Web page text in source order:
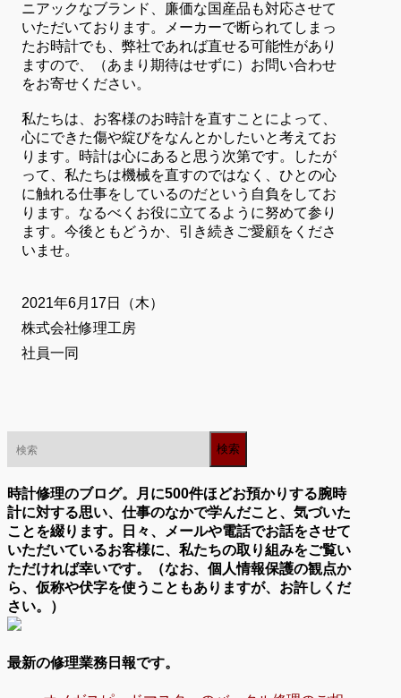
ニアックなブランド、廉価な国産品も対応させて
いただいております。メーカーで断られてしまっ
たお時計でも、弊社であれば直せる可能性があり
ますので、（あまり期待はせずに）お問い合わせ
をお寄せください。
私たちは、お客様のお時計を直すことによって、
心にできた傷や綻びをなんとかしたいと考えてお
ります。時計は心にあると思う次第です。したが
って、私たちは機械を直すのではなく、ひとの心
に触れる仕事をしているのだという自負をしてお
ります。なるべくお役に立てるように努めて参り
ます。今後ともどうか、引き続きご愛顧をくださ
いませ。
2021年6月17日（木）
株式会社修理工房
社員一同
時計修理のブログ。月に500件ほどお預かりする腕時
計に対する思い、仕事のなかで学んだこと、気づいた
ことを綴ります。日々、メールや電話でお話をさせて
いただいているお客様に、私たちの取り組みをご覧い
ただければ幸いです。（なお、個人情報保護の観点か
ら、仮称や伏字を使うこともありますが、お許しくだ
さい。）
最新の修理業務日報です。